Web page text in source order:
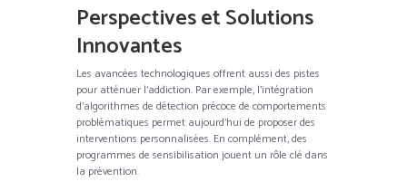
Perspectives et Solutions
Innovantes
Les avancées technologiques offrent aussi des pistes
pour atténuer l’addiction. Par exemple, l’intégration
d’algorithmes de détection précoce de comportements
problématiques permet aujourd’hui de proposer des
interventions personnalisées. En complément, des
programmes de sensibilisation jouent un rôle clé dans
la prévention.